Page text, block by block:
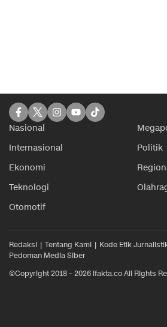
Nasional
Internasional
Politik
Ekonomi
Teknologi
Otomotif
Redaksi Tentang Kami Kode Etik
Pedoman Media Siber
©Copyright 2018 – 2026 ifakta.co All Rights